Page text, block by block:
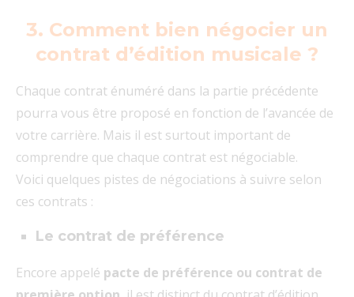
3. Comment bien négocier un
contrat d’édition musicale ?
Chaque contrat énuméré dans la partie précédente
pourra vous être proposé en fonction de l’avancée de
votre carrière. Mais il est surtout important de
comprendre que chaque contrat est négociable.
Voici quelques pistes de négociations à suivre selon
ces contrats :
Le contrat de préférence
Encore appelé pacte de préférence ou contrat de